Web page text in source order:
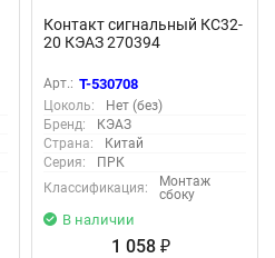
Контакт сигнальный КС32-
20 КЭАЗ 270394
Арт.: T-530708
Цоколь:
Нет (без)
Бренд:
КЭАЗ
Страна:
Китай
Серия:
ПРК
Классификация:
Монтаж
сбоку
В наличии
1 058 ₽